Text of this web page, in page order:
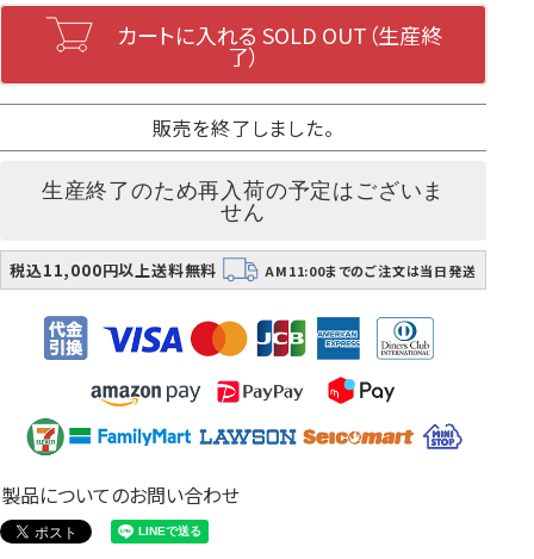
カートに入れる
販売を終了しました。
生産終了のため再入荷の予定はございま
せん
税込11,000円以上送料無料 AM11:00までのご注文は当日発送
製品についてのお問い合わせ